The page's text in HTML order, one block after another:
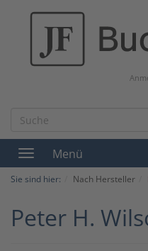
Toggle
navigation
Menü
Sie sind hier: Nach Hersteller
Peter H.